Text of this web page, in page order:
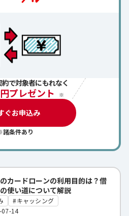
で対象者にもれなく
プレゼント ※
ぐお申込み
条件あり
カードローンの利用目的は？借
使い道について解説
キャッシング
07-14